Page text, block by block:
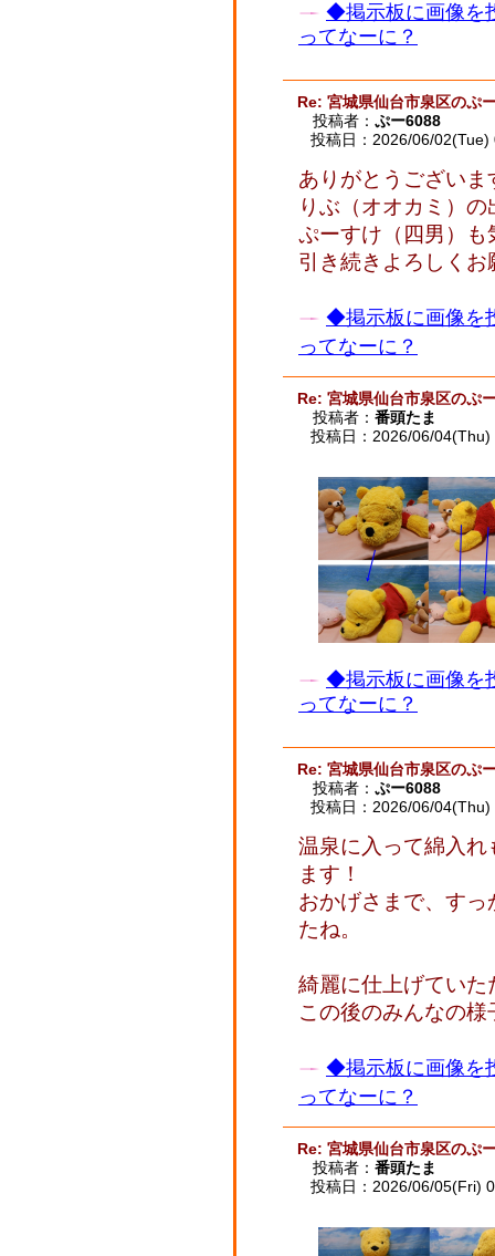
◆掲示板に画像を
ってなーに？
Re: 宮城県仙台市泉区のぷ
投稿者： ぷー6088
投稿日：2026/06/
ありがとうございま
りぶ（オオカミ）
ぷーすけ（四男）
引き続きよろしく
◆掲示板に画像を
ってなーに？
Re: 宮城県仙台市泉区のぷ
投稿者： 番頭たま
投稿日：2026/06/
◆掲示板に画像を
ってなーに？
Re: 宮城県仙台市泉区のぷ
投稿者： ぷー6088
投稿日：2026/06/
温泉に入って綿入
ます！
おかげさまで、す
たね。
綺麗に仕上げてい
この後のみんなの
◆掲示板に画像を
ってなーに？
Re: 宮城県仙台市泉区のぷ
投稿者： 番頭たま
投稿日：2026/06/05(Fri)